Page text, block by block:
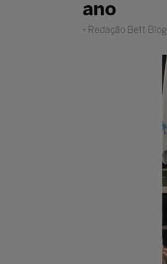
ano
Redação Bett Blog